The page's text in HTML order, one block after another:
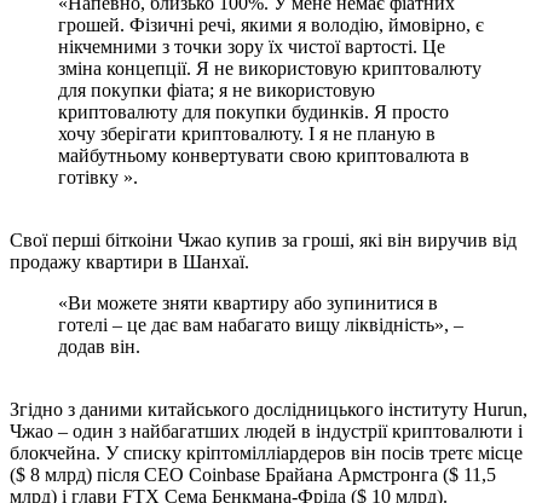
грошей. Фізичні речі, якими я володію, ймовірно, є
нікчемними з точки зору їх чистої вартості. Це
зміна концепції. Я не використовую криптовалюту
для покупки фіата; я не використовую
криптовалюту для покупки будинків. Я просто
хочу зберігати криптовалюту. І я не планую в
майбутньому конвертувати свою криптовалюта в
готівку ».
Свої перші біткоіни Чжао купив за гроші, які він виручив від
продажу квартири в Шанхаї.
«Ви можете зняти квартиру або зупинитися в
готелі – це дає вам набагато вищу ліквідність», –
додав він.
Згідно з даними китайського дослідницького інституту Hurun,
Чжао – один з найбагатших людей в індустрії криптовалюти і
блокчейна. У списку кріптомілліардеров він посів третє місце
($ 8 млрд) після CEO Coinbase Брайана Армстронга ($ 11,5
млрд) і глави FTX Сема Бенкмана-Фріда ($ 10 млрд).